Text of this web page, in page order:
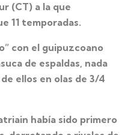
(CT) a la que
11 temporadas.
con el guipuzcoano
de espaldas, nada
ellos en olas de 3/4
había sido primero